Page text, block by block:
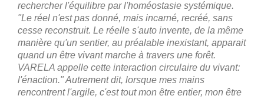
rechercher l'équilibre par l'homéostasie systémique.
"Le réel n'est pas donné, mais incarné, recréé, sans
cesse reconstruit. Le réelle s'auto invente, de la même
manière qu'un sentier, au préalable inexistant, apparait
quand un être vivant marche à travers une forêt.
VARELA appelle cette interaction circulaire du vivant:
l'énaction." Autrement dit, lorsque mes mains
rencontrent l'argile, c'est tout mon être entier, mon être